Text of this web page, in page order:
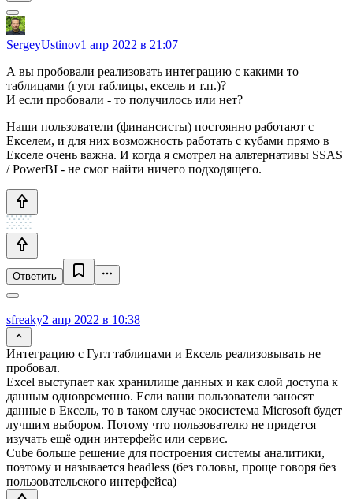
SergeyUstinov1 апр 2022 в 21:07
А вы пробовали реализовать интеграцию с какими то
таблицами (гугл таблицы, ексель и т.п.)?
И если пробовали - то получилось или нет?
Наши пользователи (финансисты) постоянно работают с
Екселем, и для них возможность работать с кубами прямо в
Екселе очень важна. И когда я смотрел на альтернативы SSAS
/ PowerBI - не смог найти ничего подходящего.
Ответить
sfreaky2 апр 2022 в 10:38
Интеграцию с Гугл таблицами и Ексель реализовывать не
пробовал.
Excel выступает как хранилище данных и как слой доступа к
данным одновременно. Если ваши пользователи заносят
данные в Ексель, то в таком случае экосистема Microsoft будет
лучшим выбором. Потому что пользователю не придется
изучать ещё один интерфейс или сервис.
Cube больше решение для построения системы аналитики,
поэтому и называется headless (без головы, проще говоря без
пользовательского интерфейса)